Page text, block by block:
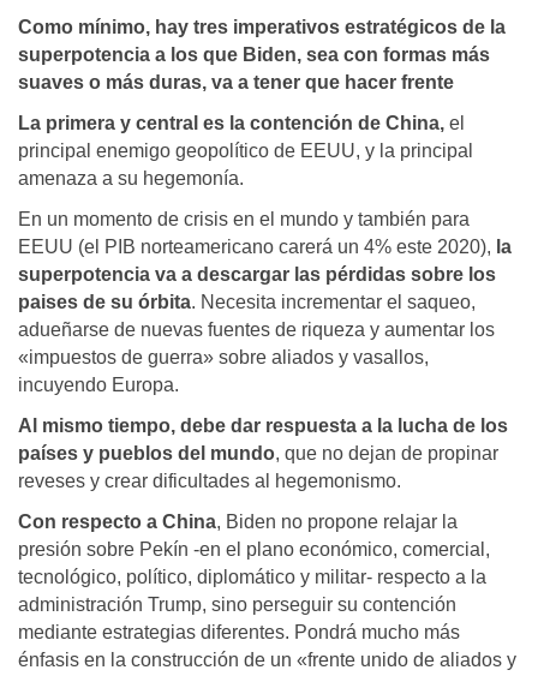
Como mínimo, hay tres imperativos estratégicos de la
superpotencia a los que Biden, sea con formas más
suaves o más duras, va a tener que hacer frente
La primera y central es la contención de China, el
principal enemigo geopolítico de EEUU, y la principal
amenaza a su hegemonía.
En un momento de crisis en el mundo y también para
EEUU (el PIB norteamericano carerá un 4% este 2020), la
superpotencia va a descargar las pérdidas sobre los
paises de su órbita. Necesita incrementar el saqueo,
adueñarse de nuevas fuentes de riqueza y aumentar los
«impuestos de guerra» sobre aliados y vasallos,
incuyendo Europa.
Al mismo tiempo, debe dar respuesta a la lucha de los
países y pueblos del mundo, que no dejan de propinar
reveses y crear dificultades al hegemonismo.
Con respecto a China, Biden no propone relajar la
presión sobre Pekín -en el plano económico, comercial,
tecnológico, político, diplomático y militar- respecto a la
administración Trump, sino perseguir su contención
mediante estrategias diferentes. Pondrá mucho más
énfasis en la construcción de un «frente unido de aliados y